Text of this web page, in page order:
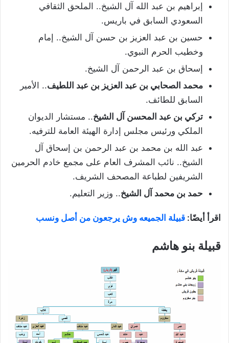
إبراهيم بن عبد الله آل الشيخ.. الملحق الثقافي
السعودي السابق في باريس.
حسين بن عبد العزيز بن حسن آل الشيخ.. إمام
وخطيب الحرم النبوي.
إسحاق بن عبد الرحمن آل الشيخ.
محمد الصحابي بن عبد العزيز بن عبد اللطيف.. الأمير
السابق للطائف.
تركي بن عبد المحسن آل الشيخ.. مستشار الديوان
الملكي ورئيس مجلس إدارة الهيئة العامة للترفيه.
عبد الله بن محمد بن عبد الرحمن بن إسحاق آل
الشيخ.. نائب المشرف العام على مجمع خادم الحرمين
الشريفين لطباعة المصحف الشريف.
حمد بن محمد آل الشيخ.. وزير التعليم.
اقرأ أيضًا: قبيلة الجميعه وش يرجعون من أصل ونسب
قبيلة بنو هاشم